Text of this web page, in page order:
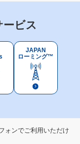
ビス
JAPAN
ローミング™
ォンでご利用いただけ